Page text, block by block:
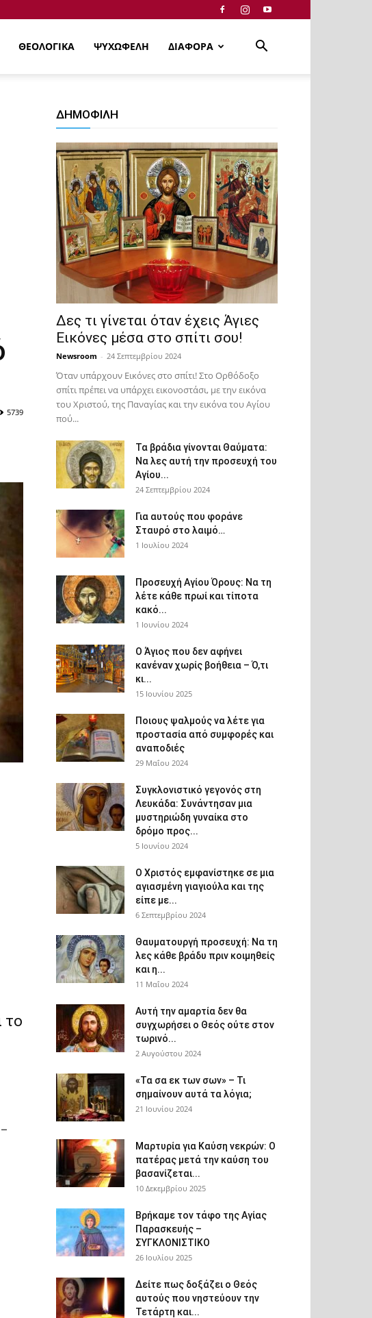
ΘΕΟΛΟΓΙΚΑ ΨΥΧΩΦΕΛΗ ΔΙΑΦΟΡΑ
5739
το
ΔΗΜΟΦΙΛΗ
Δες τι γίνεται όταν έχεις Άγιες
Εικόνες μέσα στο σπίτι σου!
Newsroom - 24 Σεπτεμβρίου 2024
Όταν υπάρχουν Εικόνες στο σπίτι! Στο Ορθόδοξο
σπίτι πρέπει να υπάρχει εικονοστάσι, με την εικόνα
του Χριστού, της Παν­αγίας και την εικόνα του Αγίου
πού...
Τα βράδια γίνονται Θαύματα:
Να λες αυτή την προσευχή του
Αγίου...
24 Σεπτεμβρίου 2024
Για αυτούς που φοράνε
Σταυρό στο λαιμό…
1 Ιουλίου 2024
Προσευχή Αγίου Όρους: Να τη
λέτε κάθε πρωί και τίποτα
κακό...
1 Ιουνίου 2024
Ο Άγιος που δεν αφήνει
κανέναν χωρίς βοήθεια – Ό,τι
κι...
15 Ιουνίου 2025
Ποιους ψαλμούς να λέτε για
προστασία από συμφορές και
αναποδιές
29 Μαΐου 2024
Συγκλονιστικό γεγονός στη
Λευκάδα: Συνάντησαν μια
μυστηριώδη γυναίκα στο
δρόμο προς...
5 Ιουνίου 2024
Ο Χριστός εμφανίστηκε σε μια
αγιασμένη γιαγιούλα και της
είπε με...
6 Σεπτεμβρίου 2024
Θαυματουργή προσευχή: Να τη
λες κάθε βράδυ πριν κοιμηθείς
και η...
11 Μαΐου 2024
Αυτή την αμαρτία δεν θα
συγχωρήσει ο Θεός ούτε στον
τωρινό...
2 Αυγούστου 2024
«Τα σα εκ των σων» – Τι
σημαίνουν αυτά τα λόγια;
21 Ιουνίου 2024
Μαρτυρία για Καύση νεκρών: Ο
πατέρας μετά την καύση του
βασανίζεται...
10 Δεκεμβρίου 2025
Βρήκαμε τον τάφο της Αγίας
Παρασκευής –
ΣΥΓΚΛΟΝΙΣΤΙΚΟ
26 Ιουλίου 2025
Δείτε πως δοξάζει ο Θεός
αυτούς που νηστεύουν την
Τετάρτη και...